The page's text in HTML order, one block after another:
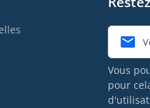

Vous
pour